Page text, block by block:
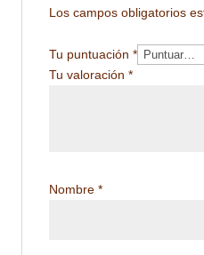
Los campos obligatorios
Tu puntuación *
Tu valoración *
Nombre *